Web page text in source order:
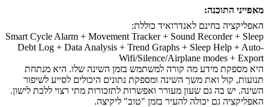
מאפייני התוכנה:
האפליקציה בחינם לאנדרואיד כוללת:
Smart Cycle Alarm + Movement Tracker + Sound Recorder + Sleep
Debt Log + Data Analysis + Trend Graphs + Sleep Help + Auto-
Wifi/Silence/Airplane modes + Export
היא מספקת מידע מה קורה למשתמש בזמן השינה שלו. היא מנתחת
תנועות, קול ואת משך השינה ומספקת נתונים היכולים לסייע לשיפור
השינה. יש בה גם שעון מעורר ואפשרות לתזכורות מתי רצוי ללכת לישון.
האפליקציה גם יכולה להעיר בזמן "טוב" ליקיצה.